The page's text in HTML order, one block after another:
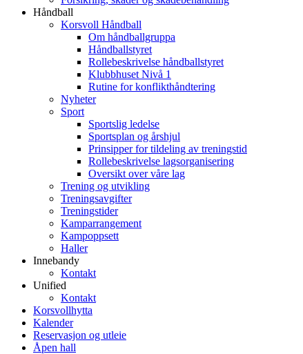
Håndball
Korsvoll Håndball
Om håndballgruppa
Håndballstyret
Rollebeskrivelse håndballstyret
Klubbhuset Nivå 1
Rutine for konflikthåndtering
Nyheter
Sport
Sportslig ledelse
Sportsplan og årshjul
Prinsipper for tildeling av treningstid
Rollebeskrivelse lagsorganisering
Oversikt over våre lag
Trening og utvikling
Treningsavgifter
Treningstider
Kamparrangement
Kampoppsett
Haller
Innebandy
Kontakt
Unified
Kontakt
Korsvollhytta
Kalender
Reservasjon og utleie
Åpen hall